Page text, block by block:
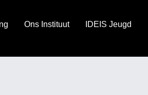
Ons Instituut IDEIS Jeugd